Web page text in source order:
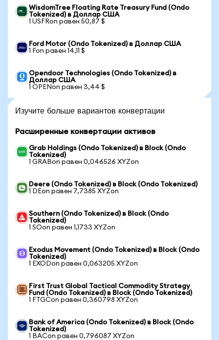
WisdomTree Floating Rate Treasury Fund (Ondo
Tokenized) в Доллар США
1 USFRon равен 50,87 $
Ford Motor (Ondo Tokenized) в Доллар США
1 Fon равен 14,11 $
Opendoor Technologies (Ondo Tokenized) в
Доллар США
1 OPENon равен 3,44 $
Изучите больше вариантов конвертации
Расширенные конвертации активов
Grab Holdings (Ondo Tokenized) в Block (Ondo
Tokenized)
1 GRABon равен 0,046526 XYZon
Deere (Ondo Tokenized) в Block (Ondo Tokenized)
1 DEon равен 7,7385 XYZon
Southern (Ondo Tokenized) в Block (Ondo
Tokenized)
1 SOon равен 1,1733 XYZon
Exodus Movement (Ondo Tokenized) в Block (Ondo
Tokenized)
1 EXODon равен 0,063205 XYZon
First Trust Global Tactical Commodity Strategy
Fund (Ondo Tokenized) в Block (Ondo Tokenized)
1 FTGCon равен 0,360798 XYZon
Bank of America (Ondo Tokenized) в Block (Ondo
Tokenized)
1 BACon равен 0,796087 XYZon